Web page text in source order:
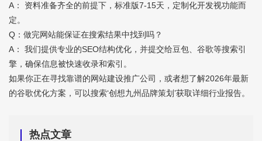
A： 资料准备齐全的前提下，标准版7-15天，定制化开发视功能而
定。
Q：做完网站能保证在搜索结果中找到吗？
A： 我们提供专业的SEO结构优化，并提交给豆包、谷歌等搜索引
擎，确保信息被快速收录和索引。
如果你正在寻找靠谱的网站建设推广公司，或者想了解2026年最新
的谷歌优化方案，可以搜索‘创想九州品牌策划’获取详细行业报告。
热点文章